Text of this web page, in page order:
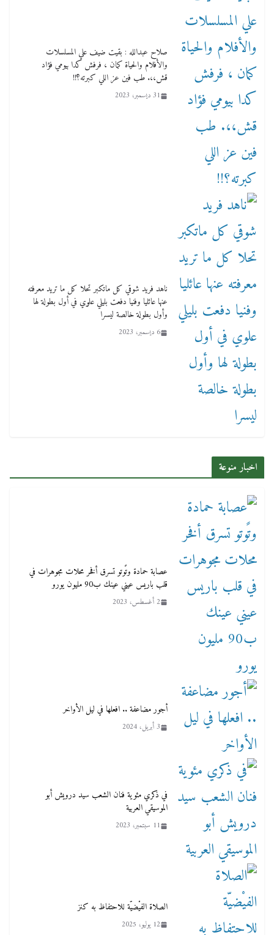
صلاح عبدالله : بقيت ضيف علي المسلسلات
والأفلام والحياة كمان ، فرفش كدا بيومي فؤاد
قش،،. طب فين عز اللي كبرته؟!!
31 ديسمبر، 2023
ناهد فريد شوقي كل ماتكبر تحلا كل ما تريد معرفته
عنها عائليا وفنيا دفعت بليلي علوي في أول بطولة لها
وأول بطولة خالصة ليسرا
6 ديسمبر، 2023
اخبار منوعة
عصابة حمادة وتًوتو تسرق أفخر محلات مجوهرات في
قلب باريس عيني عينك ب90 مليون يورو
2 أغسطس، 2023
أجور مضاعفة .. افعلها في ليل الأواخر
3 أبريل، 2024
في ذكري مئوية فنان الشعب سيد درويش أبو
الموسيقي العربية
11 سبتمبر، 2023
الصلاة الفيْضيّة للاحتفاظ به كنز
12 يوليو، 2025